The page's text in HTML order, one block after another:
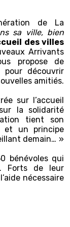
de La
sa ville, bien
des villes
Arrivants
propose de
pour découvrir
amitiés.
sur l’accueil
la solidarité
tient son
et un principe
demain… »
bénévoles qui
Forts de leur
nécessaire